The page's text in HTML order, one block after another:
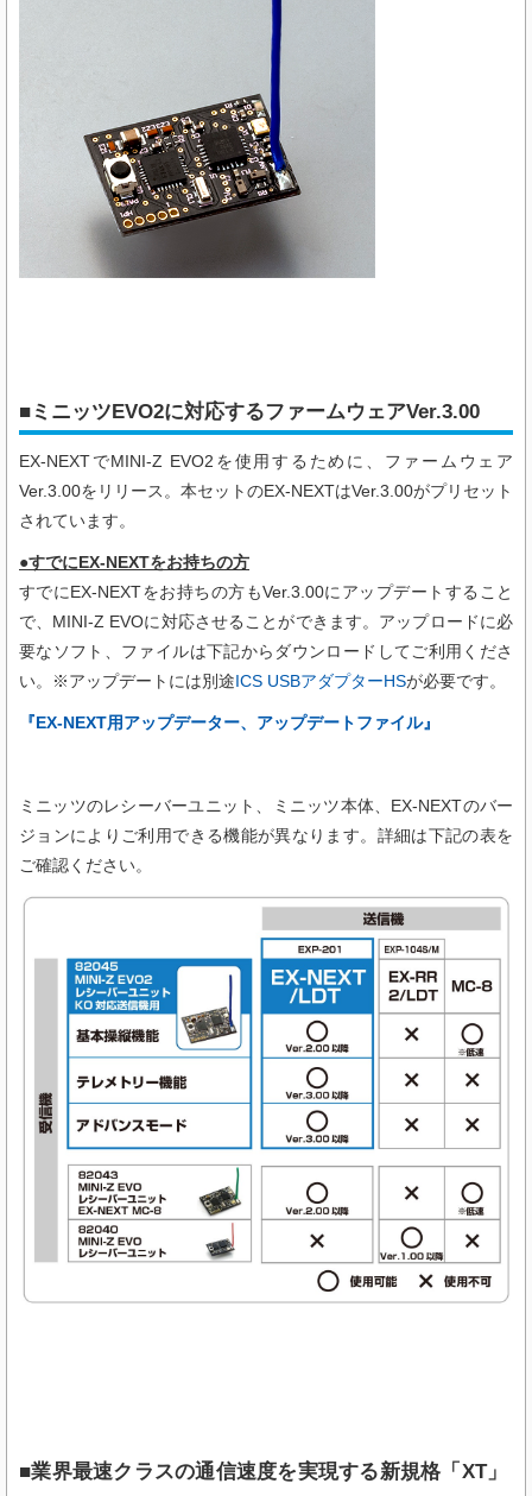
■ミニッツEVO2に対応するファームウェアVer.3.00
EX-NEXTでMINI-Z EVO2 を使用するために、ファームウェア
Ver.3.00をリリース。本セットのEX-NEXTはVer.3.00がプリセット
されています。
●すでにEX-NEXTをお持ちの方
すでにEX-NEXTをお持ちの方もVer.3.00にアップデートすること
で、 MINI-Z EVOに対応させることができます。アップロードに必
要なソフト、ファイルは下記からダウンロードしてご利用くださ
い。※アップデートには別途ICS USBアダプターHSが必要です。
『EX-NEXT用アップデーター、アップデートファイル』
ミニッツのレシーバーユニット、ミニッツ本体、EX-NEXTのバー
ジョンによりご利用できる機能が異なります。詳細は下記の表を
ご確認ください。
■業界最速クラスの通信速度を実現する新規格「XT」